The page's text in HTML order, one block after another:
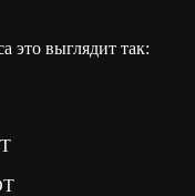
это выглядит так: